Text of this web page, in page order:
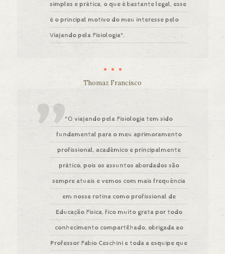
simples e prática, o que é bastante legal, esse
é o principal motivo do meu interesse pelo
Viajando pela Fisiologia".
Thomaz Francisco
"O viajando pela Fisiologia tem sido
fundamental para o meu aprimoramento
profissional, acadêmico e principalmente
prático, pois os assuntos abordados são
sempre atuais e vemos com mais frequência
em nossa rotina como profissional de
Educação Física, fico muito grata por todo
conhecimento compartilhado, obrigada ao
Professor Fabio Ceschini e toda a esquipe que